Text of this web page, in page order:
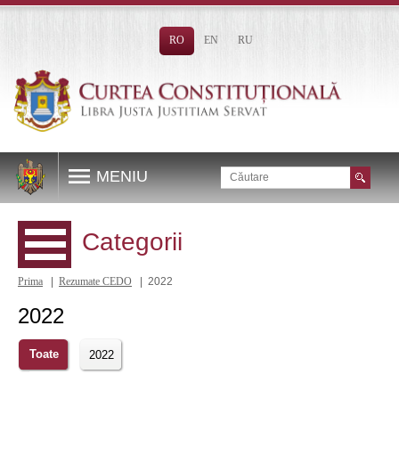
RO EN RU
MENIU
Categorii
Prima Rezumate CEDO | 2022
2022
Toate 2022